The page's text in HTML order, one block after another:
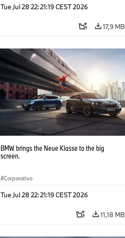
Tue Jul 28 22:21:19 CEST 2026
17,9 MB
BMW brings the Neue Klasse to the big
screen.
Corporativo
Tue Jul 28 22:21:19 CEST 2026
11,18 MB